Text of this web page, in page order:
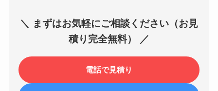
＼ まずはお気軽にご相談ください（お見
積り完全無料） ／
電話で見積り